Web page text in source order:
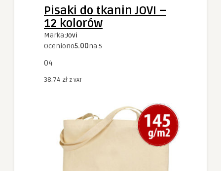
Pisaki do tkanin JOVI –
12 kolorów
Marka:Jovi
Oceniono5.00na 5
04
38.74 zł z VAT